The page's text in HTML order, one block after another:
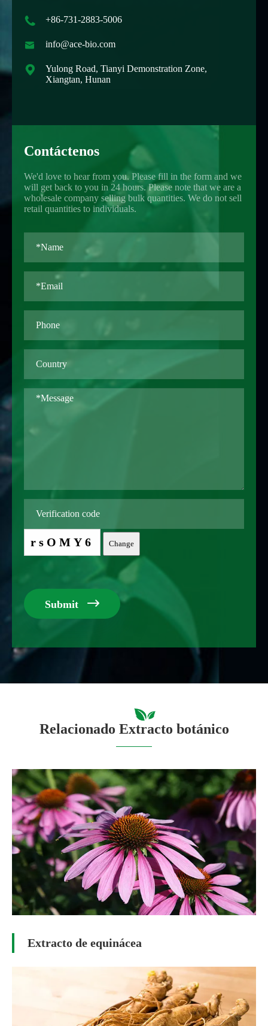
 +86-731-2883-5006
 info@ace-bio.com

Yulong Road, Tianyi Demonstration Zone,
Xiangtan, Hunan
Contáctenos
We'd love to hear from you. Please fill in the form and we
will get back to you in 24 hours. Please note that we are a
wholesale company selling bulk quantities. We do not sell
retail quantities to individuals.
rsOMY6 Change
Submit 
Relacionado Extracto botánico
Extracto de equinácea